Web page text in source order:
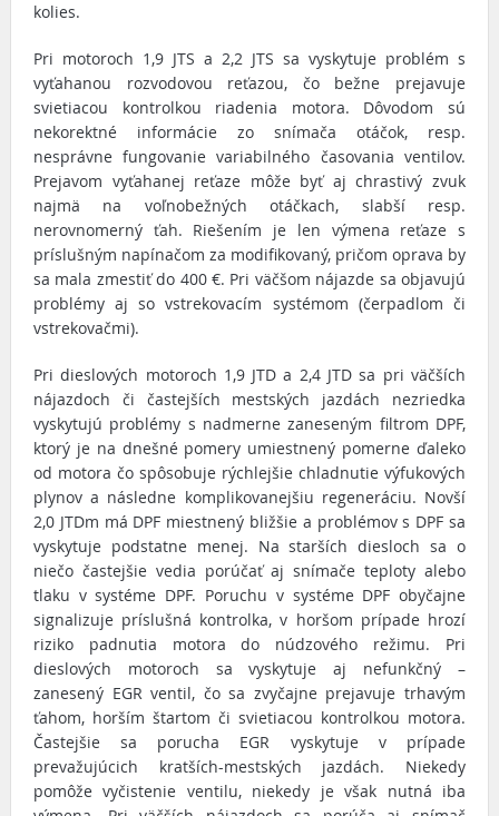
kolies.
Pri motoroch 1,9 JTS a 2,2 JTS sa vyskytuje problém s
vyťahanou rozvodovou reťazou, čo bežne prejavuje
svietiacou kontrolkou riadenia motora. Dôvodom sú
nekorektné informácie zo snímača otáčok, resp.
nesprávne fungovanie variabilného časovania ventilov.
Prejavom vyťahanej reťaze môže byť aj chrastivý zvuk
najmä na voľnobežných otáčkach, slabší resp.
nerovnomerný ťah. Riešením je len výmena reťaze s
príslušným napínačom za modifikovaný, pričom oprava by
sa mala zmestiť do 400 €. Pri väčšom nájazde sa objavujú
problémy aj so vstrekovacím systémom (čerpadlom či
vstrekovačmi).
Pri dieslových motoroch 1,9 JTD a 2,4 JTD sa pri väčších
nájazdoch či častejších mestských jazdách nezriedka
vyskytujú problémy s nadmerne zaneseným filtrom DPF,
ktorý je na dnešné pomery umiestnený pomerne ďaleko
od motora čo spôsobuje rýchlejšie chladnutie výfukových
plynov a následne komplikovanejšiu regeneráciu. Novší
2,0 JTDm má DPF miestnený bližšie a problémov s DPF sa
vyskytuje podstatne menej. Na starších diesloch sa o
niečo častejšie vedia porúčať aj snímače teploty alebo
tlaku v systéme DPF. Poruchu v systéme DPF obyčajne
signalizuje príslušná kontrolka, v horšom prípade hrozí
riziko padnutia motora do núdzového režimu. Pri
dieslových motoroch sa vyskytuje aj nefunkčný –
zanesený EGR ventil, čo sa zvyčajne prejavuje trhavým
ťahom, horším štartom či svietiacou kontrolkou motora.
Častejšie sa porucha EGR vyskytuje v prípade
prevažujúcich kratších-mestských jazdách. Niekedy
pomôže vyčistenie ventilu, niekedy je však nutná iba